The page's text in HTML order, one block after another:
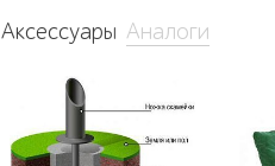
Аксессуары Аналоги